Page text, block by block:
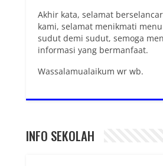
Akhir kata, selamat
kami, selamat menikmati
sudut demi sudut, semoga
informasi yang bermanfaat.
Wassalamualaikum wr wb.
INFO SEKOLAH